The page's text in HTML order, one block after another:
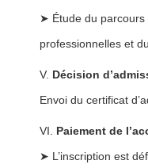
➤ Étude du parcours
professionnelles et
Décision
Envoi du certificat
Paiement de
➤ L’inscription est